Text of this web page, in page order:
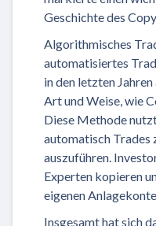
Geschichte des
Algorithmisches
automatisiertes
in den letzten
Art und Weise, wie
Diese Methode
automatisch Trades
auszuführen.
Experten kopieren
eigenen
Insgesamt hat sich